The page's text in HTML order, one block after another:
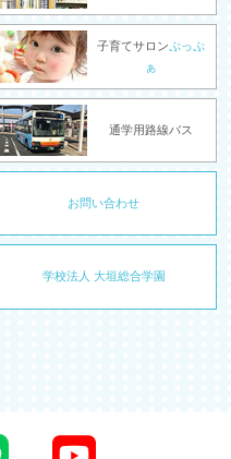
子育てサロンぷっぷ
ぁ
通学用路線バス
お問い合わせ
学校法人 大垣総合学園